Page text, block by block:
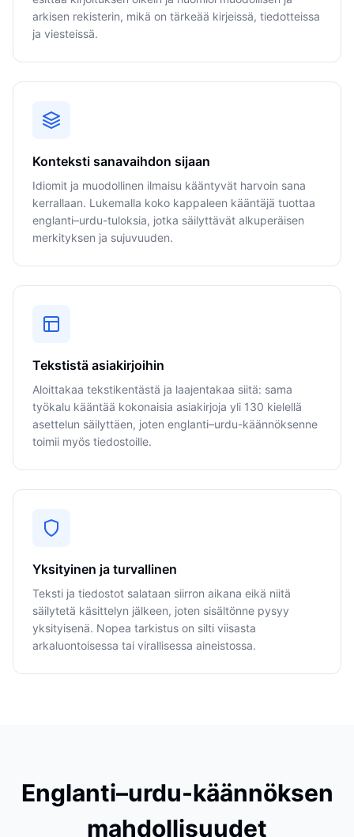
arkisen rekisterin, mikä on tärkeää kirjeissä, tiedotteissa
ja viesteissä.
Konteksti sanavaihdon sijaan
Idiomit ja muodollinen ilmaisu kääntyvät harvoin sana
kerrallaan. Lukemalla koko kappaleen kääntäjä tuottaa
englanti–urdu-tuloksia, jotka säilyttävät alkuperäisen
merkityksen ja sujuvuuden.
Tekstistä asiakirjoihin
Aloittakaa tekstikentästä ja laajentakaa siitä: sama
työkalu kääntää kokonaisia asiakirjoja yli 130 kielellä
asettelun säilyttäen, joten englanti–urdu-käännöksenne
toimii myös tiedostoille.
Yksityinen ja turvallinen
Teksti ja tiedostot salataan siirron aikana eikä niitä
säilytetä käsittelyn jälkeen, joten sisältönne pysyy
yksityisenä. Nopea tarkistus on silti viisasta
arkaluontoisessa tai virallisessa aineistossa.
Englanti–urdu-käännöksen
mahdollisuudet